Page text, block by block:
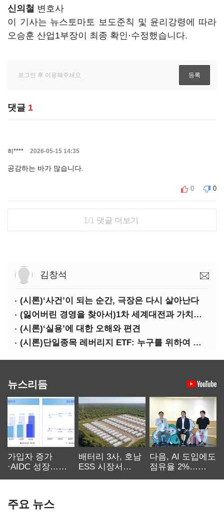
신의철 변호사
이 기사는 뉴스토마토 보도준칙 및 윤리강령에 따라
오승훈 산업1부장이 최종 확인·수정했습니다.
댓글 1
히**** 2026-05-15 14:35
공감하는 바가 많습니다.
0 0
1/1 댓글 더보기
김창석
(시론)‘사건’이 되는 순간, 극장은 다시 살아난다
(잃어버린 경영을 찾아서)1차 세계대전과 가치의 전도: 불황기 리스크 매니지먼트[윤리]
(시론)‘실용’에 대한 오해와 편견
(시론)단일종목 레버리지 ETF: 누구를 위하여 종은 울리나
뉴스리듬
가입자 증가
·AIDC 성장…
배터리 3사, 호남
ESS 시장서
다음, AI 도입에도
점유율 2%…
주요 뉴스